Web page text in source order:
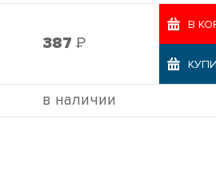
387 Р
В
в наличии